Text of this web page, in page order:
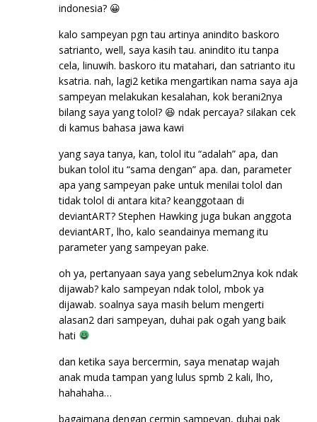
indonesia? 😀
kalo sampeyan pgn tau artinya anindito baskoro
satrianto, well, saya kasih tau. anindito itu tanpa
cela, linuwih. baskoro itu matahari, dan satrianto itu
ksatria. nah, lagi2 ketika mengartikan nama saya aja
sampeyan melakukan kesalahan, kok berani2nya
bilang saya yang tolol? 😆 ndak percaya? silakan cek
di kamus bahasa jawa kawi
yang saya tanya, kan, tolol itu “adalah” apa, dan
bukan tolol itu “sama dengan” apa. dan, parameter
apa yang sampeyan pake untuk menilai tolol dan
tidak tolol di antara kita? keanggotaan di
deviantART? Stephen Hawking juga bukan anggota
deviantART, lho, kalo seandainya memang itu
parameter yang sampeyan pake.
oh ya, pertanyaan saya yang sebelum2nya kok ndak
dijawab? kalo sampeyan ndak tolol, mbok ya
dijawab. soalnya saya masih belum mengerti
alasan2 dari sampeyan, duhai pak ogah yang baik
hati
dan ketika saya bercermin, saya menatap wajah
anak muda tampan yang lulus spmb 2 kali, lho,
hahahaha…
bagaimana dengan cermin sampeyan, duhai pak